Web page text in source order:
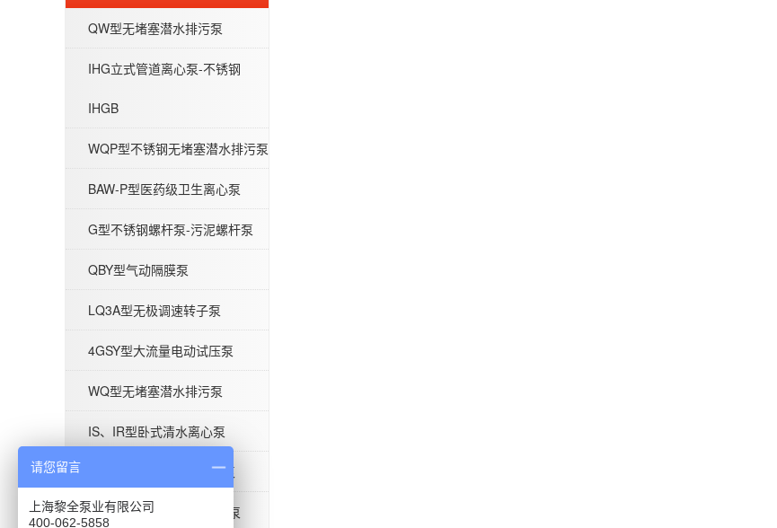
WQP型不锈钢无堵塞潜水排污泵
BAW-P型医药级卫生离心泵
G型不锈钢螺杆泵-污泥螺杆泵
QBY型气动隔膜泵
QW型无堵塞潜水排污泵
IHG立式管道离心泵-不锈钢
IHGB
WQP型不锈钢无堵塞潜水排污泵
BAW-P型医药级卫生离心泵
G型不锈钢螺杆泵-污泥螺杆泵
QBY型气动隔膜泵
LQ3A型无极调速转子泵
4GSY型大流量电动试压泵
WQ型无堵塞潜水排污泵
IS、IR型卧式清水离心泵
ISG型单级立式管道离心泵
BAW-S型食品级卫生离心泵
请您留言
上海黎全泵业有限公司
400-062-5858